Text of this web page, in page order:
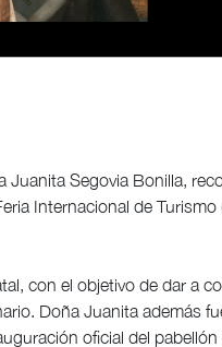
Juanita Segovia Bonilla,
Internacional de Turismo
con el objetivo de dar a
Doña Juanita además
oficial del